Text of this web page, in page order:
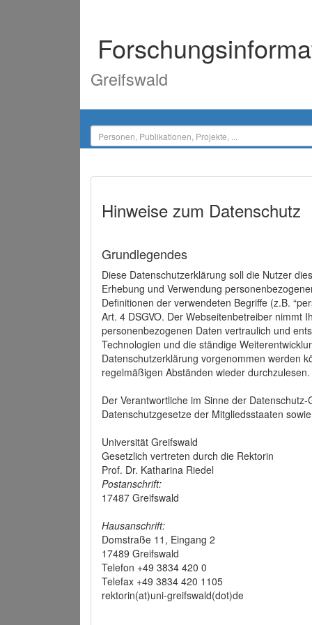
Greifswald
Hinweise zum Datenschutz
Grundlegendes
Diese Datenschutzerklärung soll die Nutzer
Erhebung und Verwendung
Definitionen der verwendeten Begriffe (z.B.
Art. 4 DSGVO. Der Webseitenbetreiber nimmt
personenbezogenen Daten vertraulich und
Technologien und die ständige
Datenschutzerklärung vorgenommen werden
regelmäßigen Abständen wieder durchzulesen.
Der Verantwortliche im Sinne der
Datenschutzgesetze der Mitgliedsstaaten
Universität Greifswald
Gesetzlich vertreten durch die Rektorin
Prof. Dr. Katharina Riedel
Postanschrift:
17487 Greifswald
Hausanschrift:
Domstraße 11, Eingang 2
17489 Greifswald
Telefon +49 3834 420 0
Telefax +49 3834 420 1105
rektorin(at)uni-greifswald(dot)de